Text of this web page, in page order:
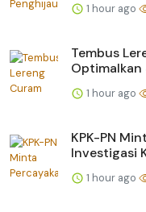
1 hour ago
Tembus
Optimalkan
1 hour ago
KPK-PN
Investigasi
1 hour ago